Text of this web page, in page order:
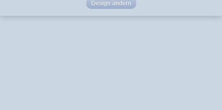
Design ändern